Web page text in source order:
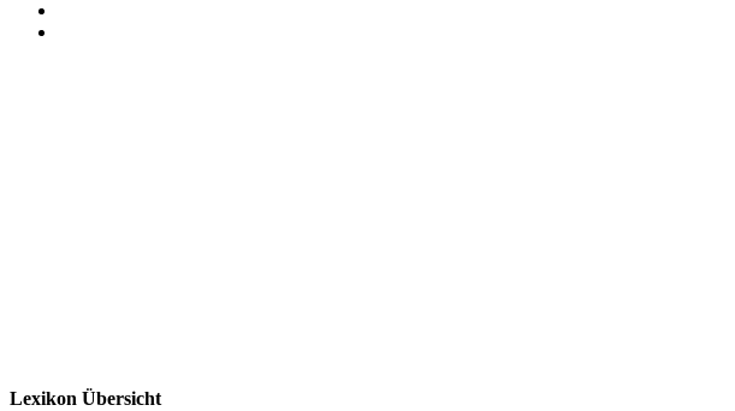
Lexikon Übersicht